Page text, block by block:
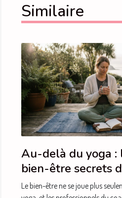
Similaire
Au-delà du yoga :
bien-être secrets
professionnels du
Le bien-être ne se joue plus